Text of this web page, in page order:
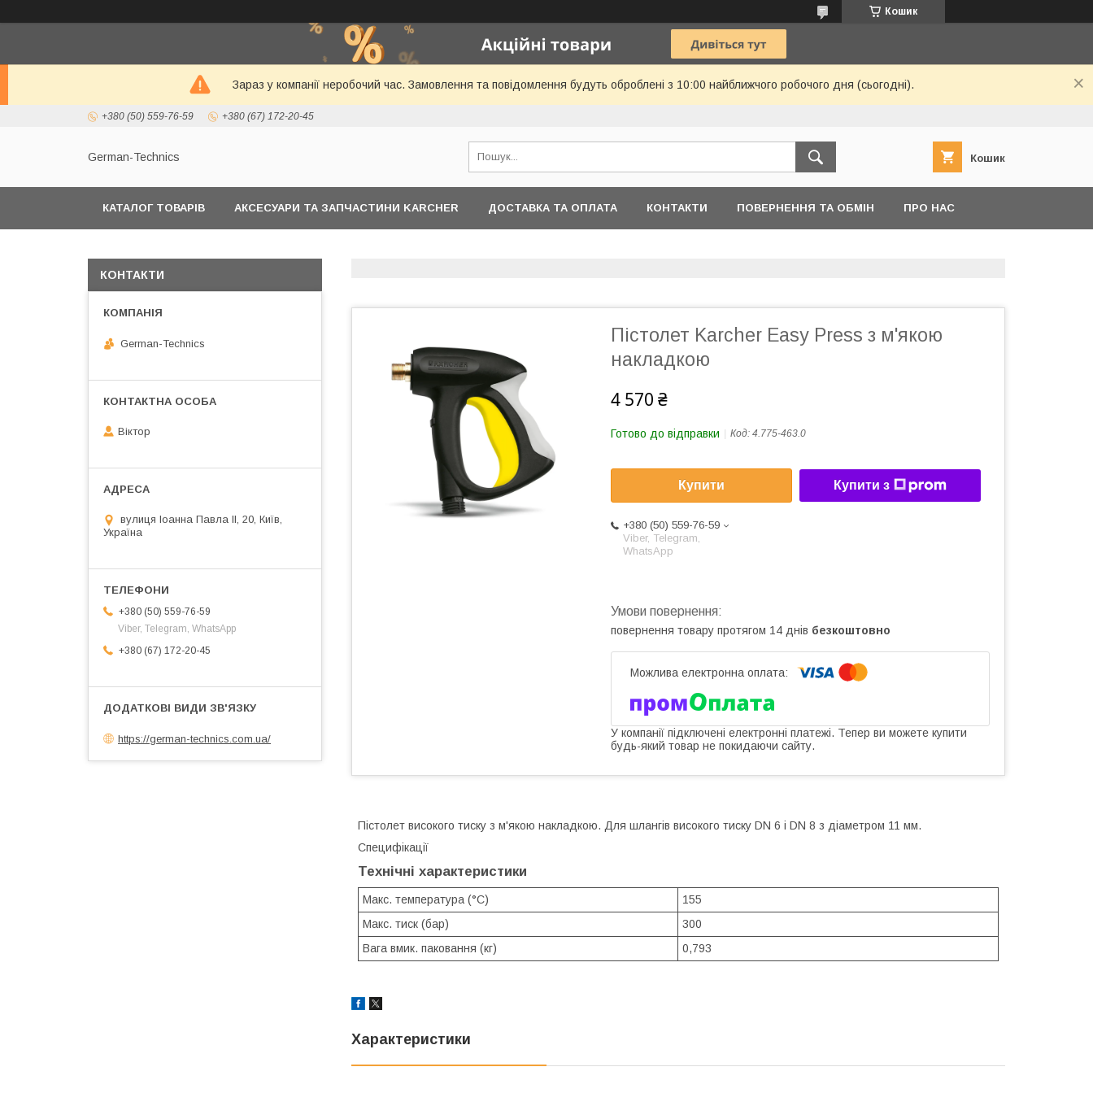
Кошик
Зараз у компанії неробочий час. Замовлення та повідомлення будуть оброблені з 10:00 найближчого робочого дня (сьогодні).
+380 (50) 559-76-59 +380 (67) 172-20-45
German-Technics Кошик
КАТАЛОГ ТОВАРІВ АКСЕСУАРИ ТА ЗАПЧАСТИНИ KARCHER ДОСТАВКА ТА ОПЛАТА КОНТАКТИ ПОВЕРНЕННЯ ТА ОБМІН ПРО НАС
Пістолет Karcher Easy Press з м'якою
накладкою
4 570 ₴
Готово до відправки Код: 4.775-463.0
Купити Купити з
+380 (50) 559-76-59
Viber, Telegram,
WhatsApp
повернення товару протягом 14 днів безкоштовно
У компанії підключені електронні платежі. Тепер ви можете купити
будь-який товар не покидаючи сайту.
Пістолет високого тиску з м'якою накладкою. Для шлангів високого тиску DN 6 і DN 8 з діаметром 11 мм.
Специфікації
Технічні характеристики
Макс. температура (°C)
155
Макс. тиск (бар)
300
Вага вмик. паковання (кг)
0,793
Характеристики
КОНТАКТИ
German-Technics
Віктор
вулиця Іоанна Павла ІІ, 20, Київ,
Україна
+380 (50) 559-76-59
Viber, Telegram, WhatsApp
+380 (67) 172-20-45
https://german-technics.com.ua/